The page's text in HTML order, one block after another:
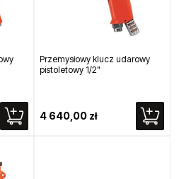
Przemysłowy klucz udarowy
pistoletowy 1/2"
4 640,00 zł